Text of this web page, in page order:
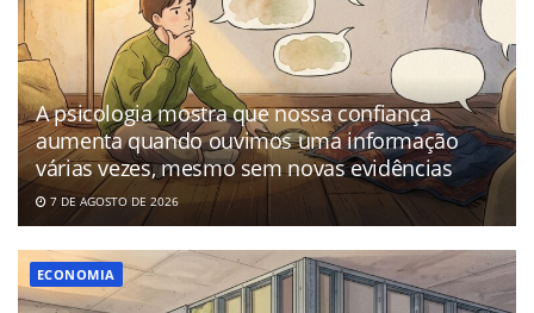
A psicologia mostra que nossa confiança
aumenta quando ouvimos uma informação
várias vezes, mesmo sem novas evidências
7 DE AGOSTO DE 2026
ECONOMIA